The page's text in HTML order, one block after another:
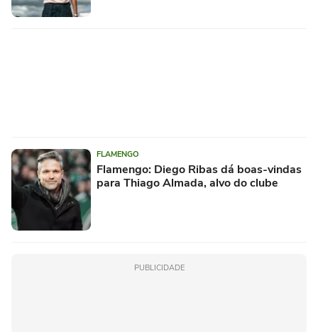
FLAMENGO
Flamengo: Diego Ribas dá boas-vindas
para Thiago Almada, alvo do clube
PUBLICIDADE